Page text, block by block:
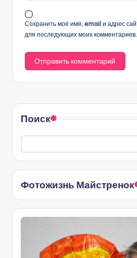
Сохранить моё имя, email и адрес
для последующих моих комментариев.
Поиск
Фотожизнь Майстренок